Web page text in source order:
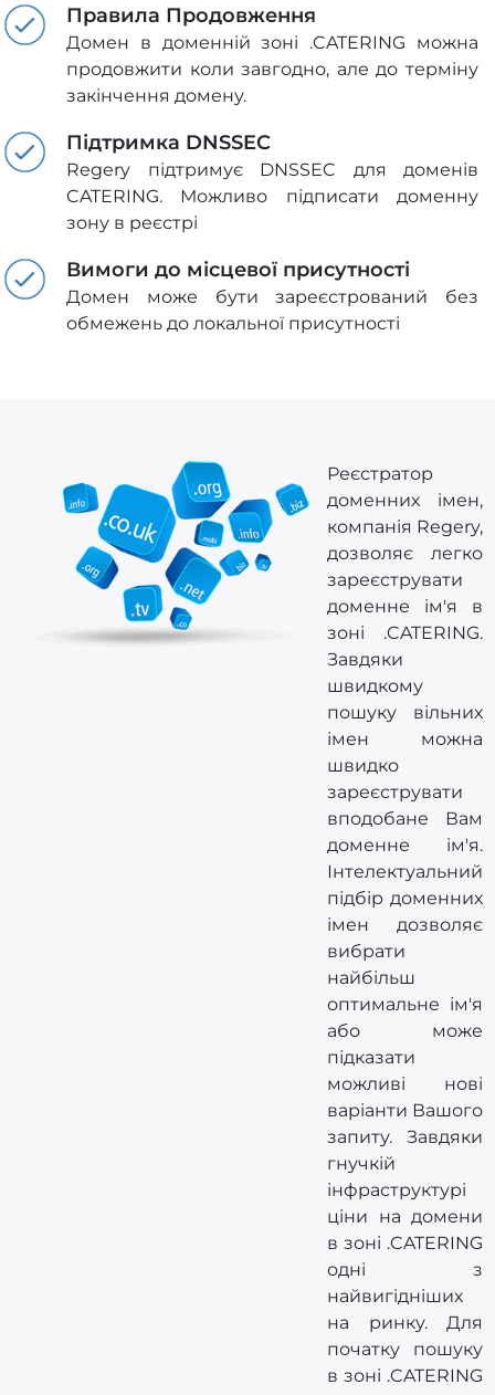
Правила Продовження
Домен в доменній зоні .CATERING можна
продовжити коли завгодно, але до терміну
закінчення домену.
Підтримка DNSSEC
Regery підтримує DNSSEC для доменів
CATERING. Можливо підписати доменну
зону в реєстрі
Вимоги до місцевої присутності
Домен може бути зареєстрований без
обмежень до локальної присутності
Реєстратор
доменних імен,
компанія Regery,
дозволяє легко
зареєструвати
доменне ім'я в
зоні .CATERING.
Завдяки
швидкому
пошуку вільних
імен можна
швидко
зареєструвати
вподобане Вам
доменне ім'я.
Інтелектуальний
підбір доменних
імен дозволяє
вибрати
найбільш
оптимальне ім'я
або може
підказати
можливі нові
варіанти Вашого
запиту. Завдяки
гнучкій
інфраструктурі
ціни на домени
в зоні .CATERING
одні з
найвигідніших
на ринку. Для
початку пошуку
в зоні .CATERING